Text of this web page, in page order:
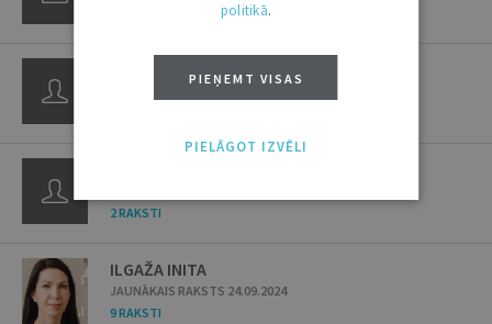
1 INTERVIJA
IKSTENS JĀNIS
JAUNĀKAIS RAKSTS 12.03.2002
2 RAKSTI
ILGAŽA INITA
JAUNĀKAIS RAKSTS 24.09.2024
9 RAKSTI
politikā.
PIEŅEMT VISAS
PIELĀGOT IZVĒLI